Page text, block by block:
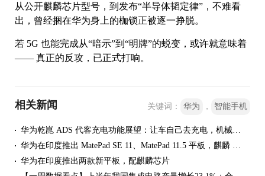
从公开麒麟芯片型号，到发布“半导体韬定律”，不难看
出，曾经捆在华为身上的枷锁正被逐一挣脱。
若 5G 也能完成从“暗示”到“明牌”的蜕变，或许就意味着
—— 真正的反攻，已正式打响。
相关新闻 关键词： 华为 ， 智能手机
华为在印度推出两款新平板，配麒麟芯片